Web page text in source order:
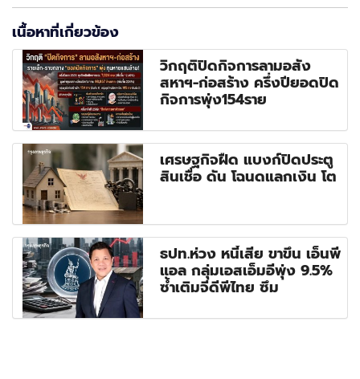
เนื้อหาที่เกี่ยวข้อง
วิกฤติปิดกิจการลามอสัง
สหาฯ-ก่อสร้าง ครึ่งปียอดปิด
กิจการพุ่ง154ราย
เศรษฐกิจฝืด แบงก์ปิดประตู
สินเชื่อ ดัน โฉนดแลกเงิน โต
ธปท.ห่วง หนี้เสีย ขาขึ้น เอ็นพี
แอล กลุ่มเอสเอ็มอีพุ่ง 9.5%
ซ้ำเติมจีดีพีไทย ซึม